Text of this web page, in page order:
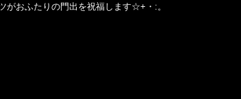
がおふたりの門出を祝福します☆+・:。